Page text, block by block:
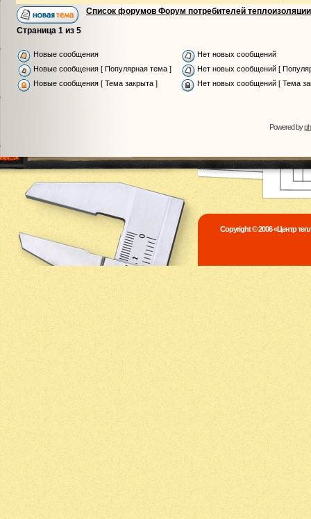
Список форумов Форум потребителей теплоизоляции
Страница 1 из 5
Новые сообщения
Нет новых сообщений
Новые сообщения [ Популярная тема ]
Нет новых сообщений [
Новые сообщения [ Тема закрыта ]
Нет новых сообщений [ Тема
Powered by
Copyright © 2006 «Центр